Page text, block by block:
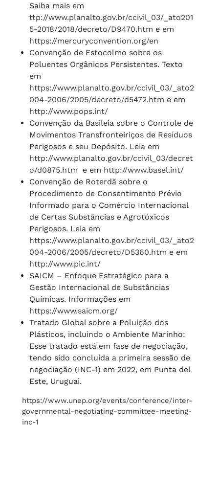
Saiba mais em
ttp://www.planalto.gov.br/ccivil_03/_ato201
5-2018/2018/decreto/D9470.htm e em
https://mercuryconvention.org/en
Convenção de Estocolmo sobre os
Poluentes Orgânicos Persistentes. Texto
em
https://www.planalto.gov.br/ccivil_03/_ato2
004-2006/2005/decreto/d5472.htm e em
http://www.pops.int/
Convenção da Basileia sobre o Controle de
Movimentos Transfronteiriços de Resíduos
Perigosos e seu Depósito. Leia em
http://www.planalto.gov.br/ccivil_03/decret
o/d0875.htm e em http://www.basel.int/
Convenção de Roterdã sobre o
Procedimento de Consentimento Prévio
Informado para o Comércio Internacional
de Certas Substâncias e Agrotóxicos
Perigosos. Leia em
https://www.planalto.gov.br/ccivil_03/_ato2
004-2006/2005/decreto/D5360.htm e em
http://www.pic.int/
SAICM – Enfoque Estratégico para a
Gestão Internacional de Substâncias
Químicas. Informações em
https://www.saicm.org/
Tratado Global sobre a Poluição dos
Plásticos, incluindo o Ambiente Marinho:
Esse tratado está em fase de negociação,
tendo sido concluída a primeira sessão de
negociação (INC-1) em 2022, em Punta del
Este, Uruguai.
https://www.unep.org/events/conference/inter-
governmental-negotiating-committee-meeting-
inc-1